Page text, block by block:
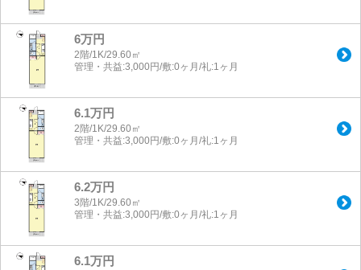
6万円
2階/1K/29.60㎡
管理・共益:3,000円/敷:0ヶ月/礼:1ヶ月
6.1万円
2階/1K/29.60㎡
管理・共益:3,000円/敷:0ヶ月/礼:1ヶ月
6.2万円
3階/1K/29.60㎡
管理・共益:3,000円/敷:0ヶ月/礼:1ヶ月
6.1万円